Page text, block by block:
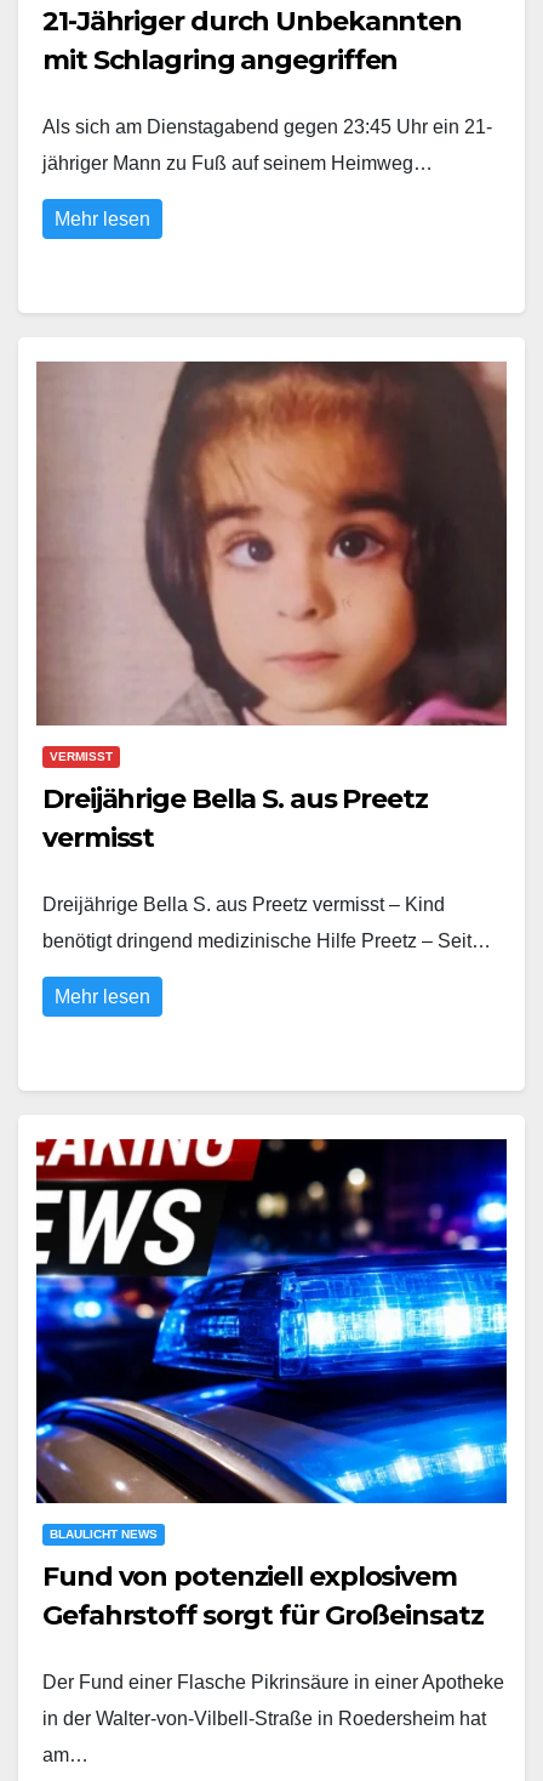
21-Jähriger durch Unbekannten
mit Schlagring angegriffen
Als sich am Dienstagabend gegen 23:45 Uhr ein 21-
jähriger Mann zu Fuß auf seinem Heimweg…
Mehr lesen
VERMISST
Dreijährige Bella S. aus Preetz
vermisst
Dreijährige Bella S. aus Preetz vermisst – Kind
benötigt dringend medizinische Hilfe Preetz – Seit…
Mehr lesen
BLAULICHT NEWS
Fund von potenziell explosivem
Gefahrstoff sorgt für Großeinsatz
Der Fund einer Flasche Pikrinsäure in einer Apotheke
in der Walter-von-Vilbell-Straße in Roedersheim hat
am…